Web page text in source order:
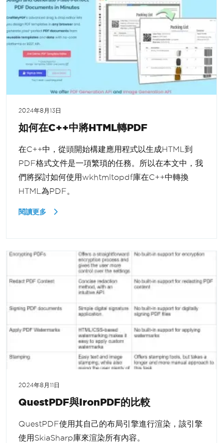
2024年8月13日
如何在C++中將HTML轉PDF
在C++中，從頭開始構建應用程式以生成HTML到
PDF格式文件是一項繁瑣的任務。所以在本文中，我
們將探討如何使用wkhtmltopdf庫在C++中轉換
HTML為PDF。
閱讀更多
2024年8月11日
QuestPDF與IronPDF的比較
QuestPDF使用其自己的布局引擎進行渲染，該引擎
使用SkiaSharp庫來渲染所有內容。